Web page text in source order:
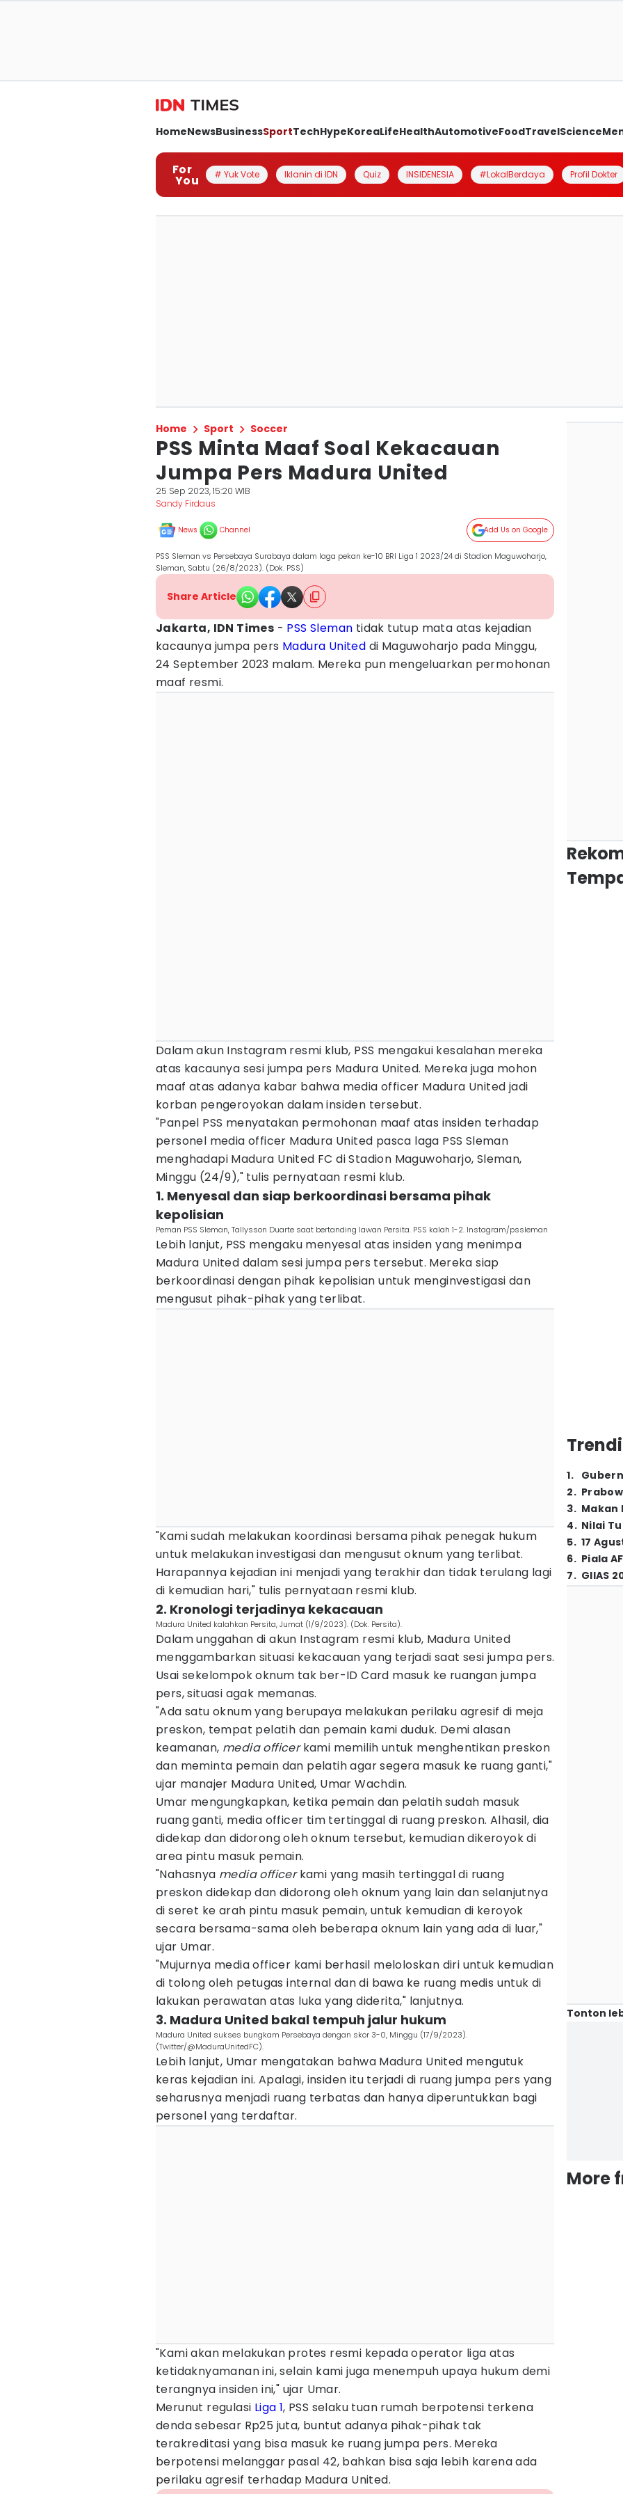
HomeNewsBusinessSportTechHypeKoreaLifeHealthAutomotiveFoodTravelScience
For
You # Yuk Vote Iklanin di IDN Quiz INSIDENESIA #LokalBerdaya Profil Dokter
Home Sport Soccer
PSS Minta Maaf Soal Kekacauan
Jumpa Pers Madura United
25 Sep 2023, 15:20 WIB
Sandy Firdaus
News Channel Add Us on Google
PSS Sleman vs Persebaya Surabaya dalam laga pekan ke-10 BRI Liga 1 2023/24 di Stadion Maguwoharjo,
Sleman, Sabtu (26/8/2023). (Dok. PSS)
Share Article
Jakarta, IDN Times - PSS Sleman tidak tutup mata atas kejadian
kacaunya jumpa pers Madura United di Maguwoharjo pada Minggu,
24 September 2023 malam. Mereka pun mengeluarkan permohonan
maaf resmi.
Dalam akun Instagram resmi klub, PSS mengakui kesalahan mereka
atas kacaunya sesi jumpa pers Madura United. Mereka juga mohon
maaf atas adanya kabar bahwa media officer Madura United jadi
korban pengeroyokan dalam insiden tersebut.
"Panpel PSS menyatakan permohonan maaf atas insiden terhadap
personel media officer Madura United pasca laga PSS Sleman
menghadapi Madura United FC di Stadion Maguwoharjo, Sleman,
Minggu (24/9)," tulis pernyataan resmi klub.
1. Menyesal dan siap berkoordinasi bersama pihak
kepolisian
Peman PSS Sleman, Tallysson Duarte saat bertanding lawan Persita. PSS kalah 1-2. Instagram/pssleman
Lebih lanjut, PSS mengaku menyesal atas insiden yang menimpa
Madura United dalam sesi jumpa pers tersebut. Mereka siap
berkoordinasi dengan pihak kepolisian untuk menginvestigasi dan
mengusut pihak-pihak yang terlibat.
"Kami sudah melakukan koordinasi bersama pihak penegak hukum
untuk melakukan investigasi dan mengusut oknum yang terlibat.
Harapannya kejadian ini menjadi yang terakhir dan tidak terulang lagi
di kemudian hari," tulis pernyataan resmi klub.
2. Kronologi terjadinya kekacauan
Madura United kalahkan Persita, Jumat (1/9/2023). (Dok. Persita).
Dalam unggahan di akun Instagram resmi klub, Madura United
menggambarkan situasi kekacauan yang terjadi saat sesi jumpa pers.
Usai sekelompok oknum tak ber-ID Card masuk ke ruangan jumpa
pers, situasi agak memanas.
"Ada satu oknum yang berupaya melakukan perilaku agresif di meja
preskon, tempat pelatih dan pemain kami duduk. Demi alasan
keamanan, media officerkami memilih untuk menghentikan preskon
dan meminta pemain dan pelatih agar segera masuk ke ruang ganti,"
ujar manajer Madura United, Umar Wachdin.
Umar mengungkapkan, ketika pemain dan pelatih sudah masuk
ruang ganti, media officer tim tertinggal di ruang preskon. Alhasil, dia
didekap dan didorong oleh oknum tersebut, kemudian dikeroyok di
area pintu masuk pemain.
"Nahasnya media officerkami yang masih tertinggal di ruang
preskon didekap dan didorong oleh oknum yang lain dan selanjutnya
di seret ke arah pintu masuk pemain, untuk kemudian di keroyok
secara bersama-sama oleh beberapa oknum lain yang ada di luar,"
ujar Umar.
"Mujurnya media officer kami berhasil meloloskan diri untuk kemudian
di tolong oleh petugas internal dan di bawa ke ruang medis untuk di
lakukan perawatan atas luka yang diderita," lanjutnya.
3. Madura United bakal tempuh jalur hukum
Madura United sukses bungkam Persebaya dengan skor 3-0, Minggu (17/9/2023).
(Twitter/@MaduraUnitedFC).
Lebih lanjut, Umar mengatakan bahwa Madura United mengutuk
keras kejadian ini. Apalagi, insiden itu terjadi di ruang jumpa pers yang
seharusnya menjadi ruang terbatas dan hanya diperuntukkan bagi
personel yang terdaftar.
"Kami akan melakukan protes resmi kepada operator liga atas
ketidaknyamanan ini, selain kami juga menempuh upaya hukum demi
terangnya insiden ini," ujar Umar.
Merunut regulasi Liga 1, PSS selaku tuan rumah berpotensi terkena
denda sebesar Rp25 juta, buntut adanya pihak-pihak tak
terakreditasi yang bisa masuk ke ruang jumpa pers. Mereka
berpotensi melanggar pasal 42, bahkan bisa saja lebih karena ada
perilaku agresif terhadap Madura United.
1.
2.
3. Makan
4. Nilai
5. 17
6. Piala
7. GIIAS
Tonton
More